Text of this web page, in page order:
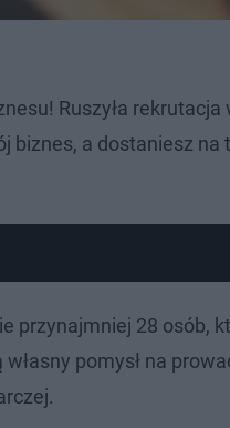
Ruszyła
biznes, a dostaniesz na
przynajmniej 28 osób,
pomysł na